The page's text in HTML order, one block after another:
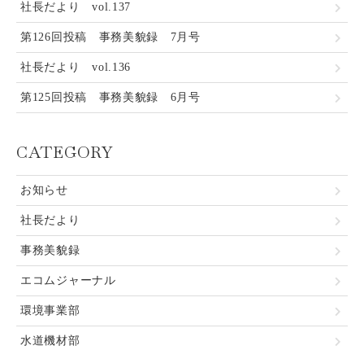
社長だより vol.137
第126回投稿 事務美貌録 7月号
社長だより vol.136
第125回投稿 事務美貌録 6月号
CATEGORY
お知らせ
社長だより
事務美貌録
エコムジャーナル
環境事業部
水道機材部